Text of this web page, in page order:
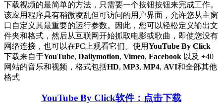
完
美
解
决
歌
翻
内
下载视频的最简单的方法，只需要一个按钮按钮来完成工作。
该应用程序具有稍微凌乱但可访问的用户界面，允许您从主窗
口自定义其最重要的运行参数。因此，您可以轻松定义输出文
件夹和格式，然后从互联网开始抓取电影或歌曲，即使您没有
网络连接，也可以在PC上观看它们。使用YouTube By Click
下载来自于YouTube, Dailymotion, Vimeo, Facebook 以及 +40
网站的音乐和视频，格式包括HD, MP3, MP4, AVI和全部其他
格式
YouTube By Click软件：点击下载